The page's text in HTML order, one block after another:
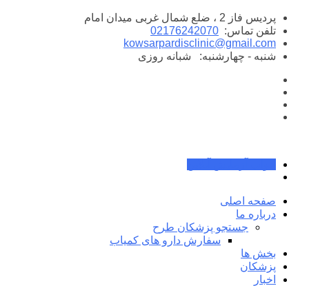
پرش
محتوا
پردیس فاز 2 ، ضلع شمال غربی میدان امام
تلفن تماس: 02176242070
kowsarpardisclinic@gmail.com
شنبه - چهارشنبه:
شبانه روزی
صفحه اصلی
درباره ما
جستجو پزشکان طرح
سفارش دارو های کمیاب
بخش ها
پزشکان
اخبار